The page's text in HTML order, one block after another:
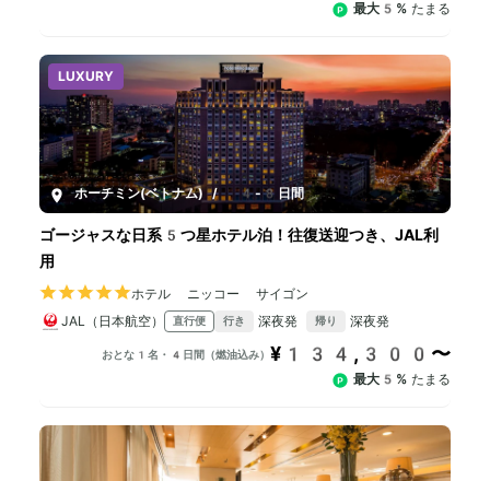
最大5% たまる
LUXURY
ホーチミン(ベトナム) / 4-8日間
ゴージャスな日系5つ星ホテル泊！往復送迎つき、JAL利
用
ホテル ニッコー サイゴン
JAL（日本航空）
直行便 行き 深夜発 帰り 深夜発
おとな1名・4日間（燃油込み） ¥134,300〜
最大5% たまる